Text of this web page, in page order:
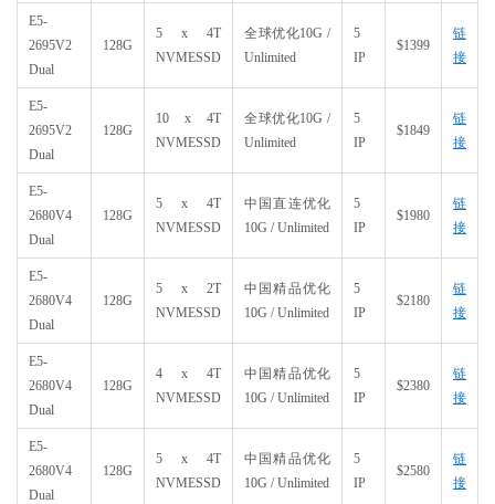
E5-
2695V2
Dual
128G
5 x 4T
NVMESSD
全球优化10G /
Unlimited
5
IP
$1399
链
接
E5-
2695V2
Dual
128G
10 x 4T
NVMESSD
全球优化10G /
Unlimited
5
IP
$1849
链
接
E5-
2680V4
Dual
128G
5 x 4T
NVMESSD
中国直连优化
10G / Unlimited
5
IP
$1980
链
接
E5-
2680V4
Dual
128G
5 x 2T
NVMESSD
中国精品优化
10G / Unlimited
5
IP
$2180
链
接
E5-
2680V4
Dual
128G
4 x 4T
NVMESSD
中国精品优化
10G / Unlimited
5
IP
$2380
链
接
E5-
2680V4
Dual
128G
5 x 4T
NVMESSD
中国精品优化
10G / Unlimited
5
IP
$2580
链
接